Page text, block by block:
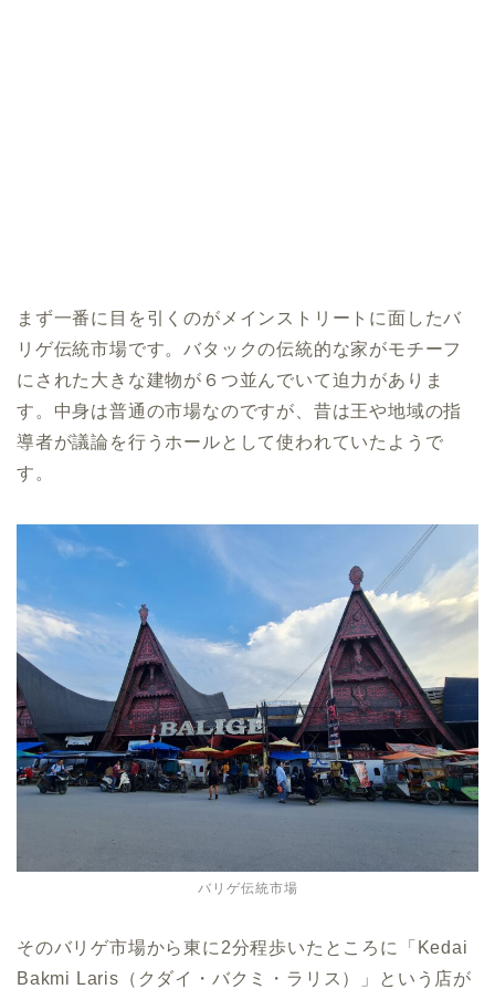
まず一番に目を引くのがメインストリートに面したバ
リゲ伝統市場です。バタックの伝統的な家がモチーフ
にされた大きな建物が６つ並んでいて迫力がありま
す。中身は普通の市場なのですが、昔は王や地域の指
導者が議論を行うホールとして使われていたようで
す。
バリゲ伝統市場
そのバリゲ市場から東に2分程歩いたところに「Kedai
Bakmi Laris（クダイ・バクミ・ラリス）」という店が